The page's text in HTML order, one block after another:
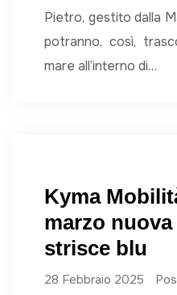
Pietro, gestito dalla
potranno, così,
mare all’interno di…
Kyma
marzo
strisce blu
28 Febbraio 2025